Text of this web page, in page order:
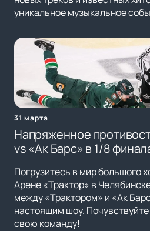
уникальное музыкальное
31 марта
Напряженное
vs «Ак Барс» в 1/8
Погрузитесь в мир большого
Арене «Трактор» в
между «Трактором» и «Ак
настоящим шоу.
свою команду!